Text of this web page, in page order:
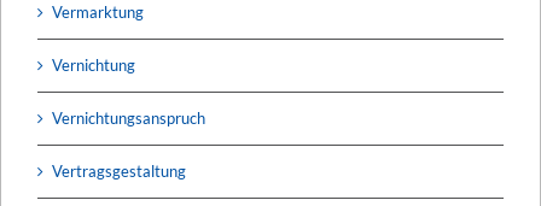
Vermarktung
Vernichtung
Vernichtungsanspruch
Vertragsgestaltung